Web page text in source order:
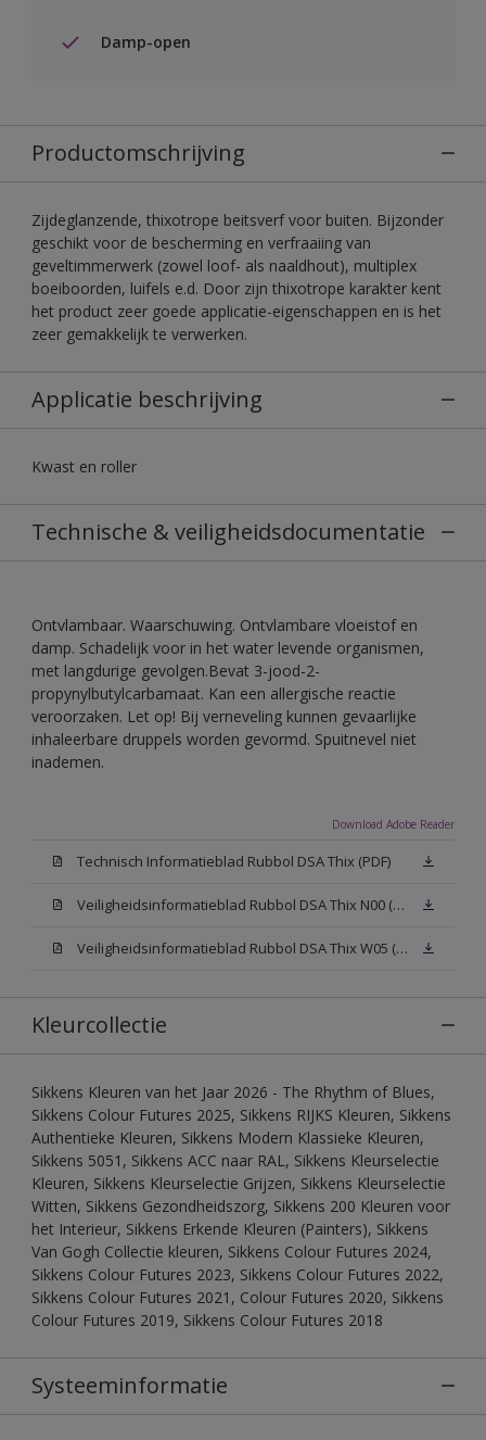
Damp-open
Productomschrijving
Zijdeglanzende, thixotrope beitsverf voor buiten. Bijzonder
geschikt voor de bescherming en verfraaiing van
geveltimmerwerk (zowel loof- als naaldhout), multiplex
boeiboorden, luifels e.d. Door zijn thixotrope karakter kent
het product zeer goede applicatie-eigenschappen en is het
zeer gemakkelijk te verwerken.
Applicatie beschrijving
Kwast en roller
Technische & veiligheidsdocumentatie
Ontvlambaar. Waarschuwing. Ontvlambare vloeistof en
damp. Schadelijk voor in het water levende organismen,
met langdurige gevolgen.Bevat 3-jood-2-
propynylbutylcarbamaat. Kan een allergische reactie
veroorzaken. Let op! Bij verneveling kunnen gevaarlijke
inhaleerbare druppels worden gevormd. Spuitnevel niet
inademen.
Download Adobe Reader
Technisch Informatieblad Rubbol DSA Thix (PDF)
Veiligheidsinformatieblad Rubbol DSA Thix N00 (MSDS)
Veiligheidsinformatieblad Rubbol DSA Thix W05 (MSDS)
Kleurcollectie
Sikkens Kleuren van het Jaar 2026 - The Rhythm of Blues,
Sikkens Colour Futures 2025, Sikkens RIJKS Kleuren, Sikkens
Authentieke Kleuren, Sikkens Modern Klassieke Kleuren,
Sikkens 5051, Sikkens ACC naar RAL, Sikkens Kleurselectie
Kleuren, Sikkens Kleurselectie Grijzen, Sikkens Kleurselectie
Witten, Sikkens Gezondheidszorg, Sikkens 200 Kleuren voor
het Interieur, Sikkens Erkende Kleuren (Painters), Sikkens
Van Gogh Collectie kleuren, Sikkens Colour Futures 2024,
Sikkens Colour Futures 2023, Sikkens Colour Futures 2022,
Sikkens Colour Futures 2021, Colour Futures 2020, Sikkens
Colour Futures 2019, Sikkens Colour Futures 2018
Systeeminformatie